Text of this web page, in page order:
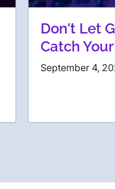
Don't Let
Catch
September 4,